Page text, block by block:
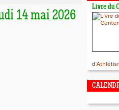
14 mai 2026
Livre du